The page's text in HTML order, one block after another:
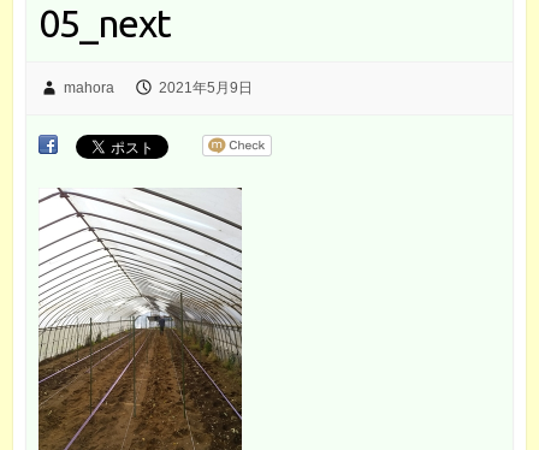
05_next
mahora 2021年5月9日